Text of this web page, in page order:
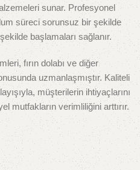
sunar. Profesyonel
süreci sorunsuz bir şekilde
başlamaları sağlanır.
fırın dolabı ve diğer
uzmanlaşmıştır. Kaliteli
müşterilerin ihtiyaçlarını
mutfakların verimliliğini arttırır.